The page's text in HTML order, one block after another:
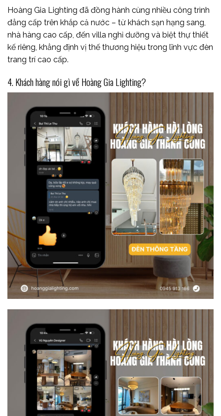
Hoàng Gia Lighting đã đồng hành cùng nhiều công trình
đẳng cấp trên khắp cả nước – từ khách sạn hạng sang,
nhà hàng cao cấp, đến villa nghỉ dưỡng và biệt thự thiết
kế riêng, khẳng định vị thế thương hiệu trong lĩnh vực đèn
trang trí cao cấp.
4. Khách hàng nói gì về Hoàng Gia Lighting?